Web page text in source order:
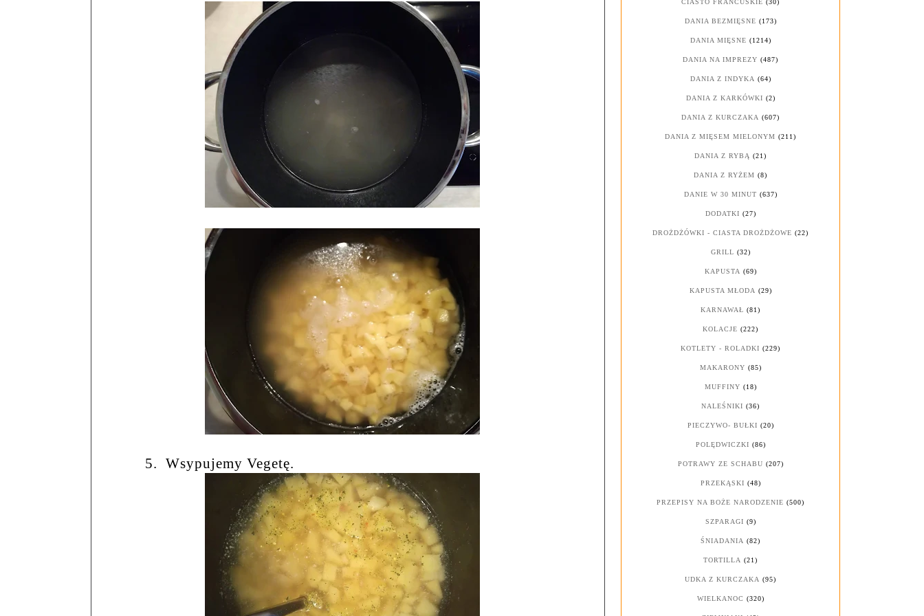
5. Wsypujemy Vegetę.
CIASTO FRANCUSKIE (30)
DANIA BEZMIĘSNE (173)
DANIA MIĘSNE (1214)
DANIA NA IMPREZY (487)
DANIA Z INDYKA (64)
DANIA Z KARKÓWKI (2)
DANIA Z KURCZAKA (607)
DANIA Z MIĘSEM MIELONYM (211)
DANIA Z RYBĄ (21)
DANIA Z RYŻEM (8)
DANIE W 30 MINUT (637)
DODATKI (27)
DROŻDŻÓWKI - CIASTA DROŻDŻOWE (22)
GRILL (32)
KAPUSTA (69)
KAPUSTA MŁODA (29)
KARNAWAŁ (81)
KOLACJE (222)
KOTLETY - ROLADKI (229)
MAKARONY (85)
MUFFINY (18)
NALEŚNIKI (36)
PIECZYWO- BUŁKI (20)
POLĘDWICZKI (86)
POTRAWY ZE SCHABU (207)
PRZEKĄSKI (48)
PRZEPISY NA BOŻE NARODZENIE (500)
SZPARAGI (9)
ŚNIADANIA (82)
TORTILLA (21)
UDKA Z KURCZAKA (95)
WIELKANOC (320)